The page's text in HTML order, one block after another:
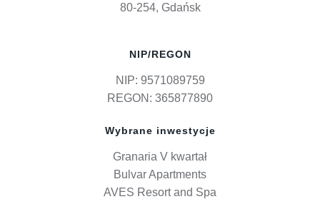
80-254, Gdańsk
NIP/REGON
NIP: 9571089759
REGON: 365877890
Wybrane inwestycje
Granaria V kwartał
Bulvar Apartments
AVES Resort and Spa